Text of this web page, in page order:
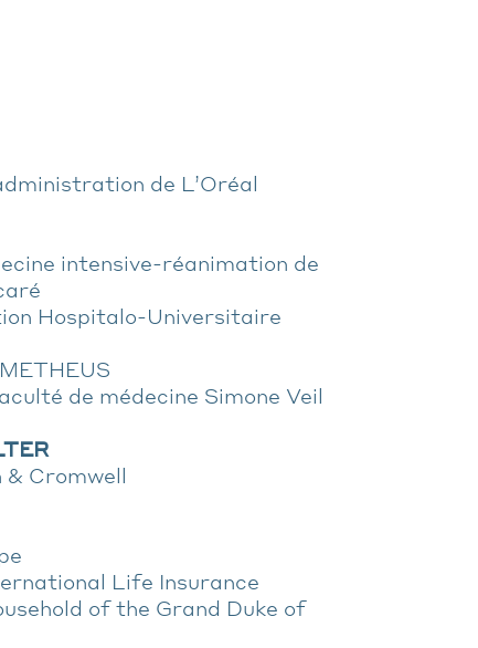
de L’Oréal
intensive-réanimation de
Hospitalo-Universitaire
de médecine Simone Veil
& Cromwell
Life Insurance
of the Grand Duke of